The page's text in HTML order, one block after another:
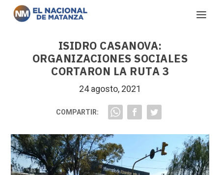
ISIDRO CASANOVA:
ORGANIZACIONES SOCIALES
CORTARON LA RUTA 3
24 agosto, 2021
COMPARTIR: